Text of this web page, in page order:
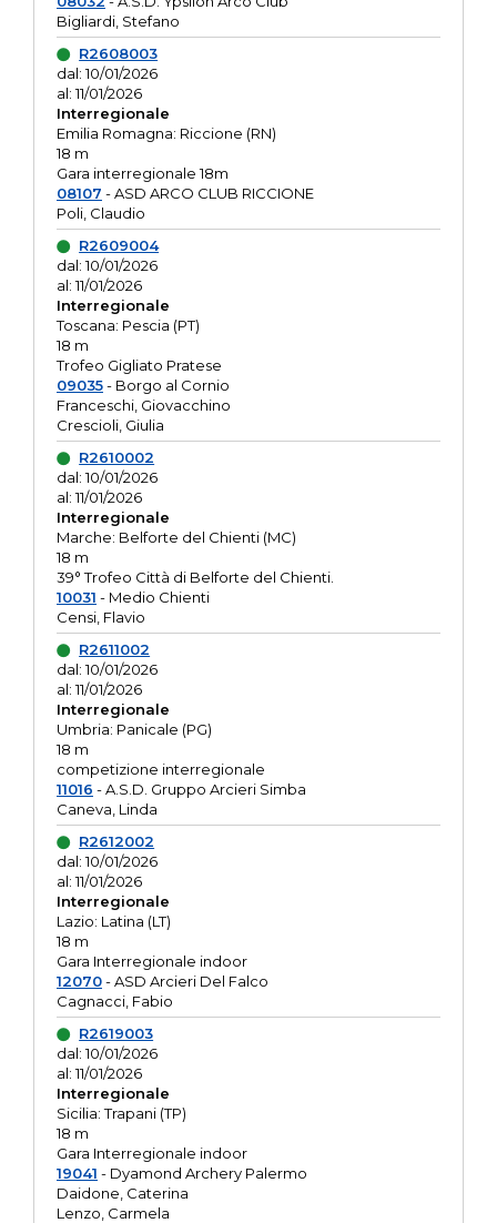
Bigliardi, Stefano
R2608003
dal: 10/01/2026
al: 11/01/2026
Interregionale
Emilia Romagna: Riccione (RN)
18 m
Gara interregionale 18m
08107 - ASD ARCO CLUB RICCIONE
Poli, Claudio
R2609004
dal: 10/01/2026
al: 11/01/2026
Interregionale
Toscana: Pescia (PT)
18 m
Trofeo Gigliato Pratese
09035- Borgo al Cornio
Franceschi, Giovacchino
Crescioli, Giulia
R2610002
dal: 10/01/2026
al: 11/01/2026
Interregionale
Marche: Belforte del Chienti (MC)
18 m
39° Trofeo Città di Belforte del Chienti.
10031 - Medio Chienti
Censi, Flavio
R2611002
dal: 10/01/2026
al: 11/01/2026
Interregionale
Umbria: Panicale (PG)
18 m
competizione interregionale
11016 - A.S.D. Gruppo Arcieri Simba
Caneva, Linda
R2612002
dal: 10/01/2026
al: 11/01/2026
Interregionale
Lazio: Latina (LT)
18 m
Gara Interregionale indoor
12070- ASD Arcieri Del Falco
Cagnacci, Fabio
R2619003
dal: 10/01/2026
al: 11/01/2026
Interregionale
Sicilia: Trapani (TP)
18 m
Gara Interregionale indoor
19041 - Dyamond Archery Palermo
Daidone, Caterina
Lenzo, Carmela